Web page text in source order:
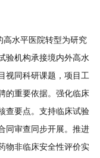
水平医院转型为研究
验机构承接境内外高水
视同科研课题，项目工
的重要依据。强化临床
查要点。支持临床试验
同审查同步开展。推进
物非临床安全性评价实